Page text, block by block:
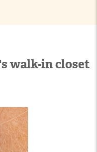
walk-in closet